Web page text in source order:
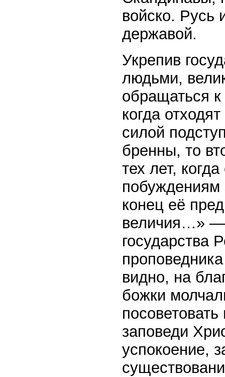
войско. Русь
державой.
Укрепив
людьми,
обращаться
когда
силой
бренны, то
тех лет,
побуждениям
конец её
величия…» —
государства
видно, на
божки
заповеди
успокоение,